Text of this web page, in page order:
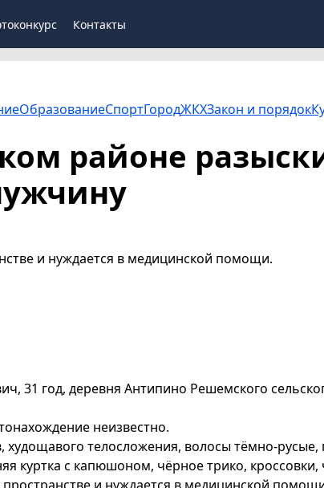
Контакты
ОбразованиеСпортГородЖКХЗакон и порядок
районе
и нуждается в медицинской помощи.
31 год, деревня Антипино Решемского
неизвестно.
телосложения, волосы тёмно-русые,
куртка с капюшоном, чёрное трико, кроссовки,
и нуждается в медицинской